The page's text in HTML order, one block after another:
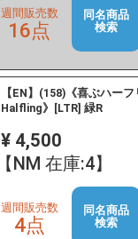
週間販売数
16点
同名商品
検索
【EN】(158)《喜ぶハー
Halfling》[LTR] 緑R
¥ 4,500
【NM 在庫:4】
週間販売数
4点
同名商品
検索